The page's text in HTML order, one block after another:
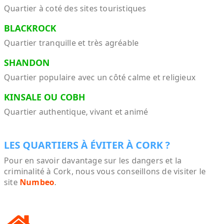
Quartier à coté des sites touristiques
BLACKROCK
Quartier tranquille et très agréable
SHANDON
Quartier populaire avec un côté calme et religieux
KINSALE OU COBH
Quartier authentique, vivant et animé
LES QUARTIERS À ÉVITER À CORK ?
Pour en savoir davantage sur les dangers et la
criminalité à Cork, nous vous conseillons de visiter le
site Numbeo.